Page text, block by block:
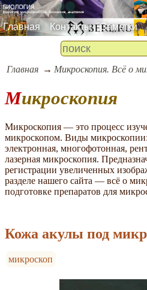
Главная Контакты Заметки
Главная Микроскопия. Всё о
Микроскопия
Микроскопия — это процесс
микроскопом. Виды
электронная, многофотонная,
лазерная микроскопия.
регистрации увеличенных
разделе нашего сайта — всё о
подготовке препаратов для
Кожа акулы под
микроскоп